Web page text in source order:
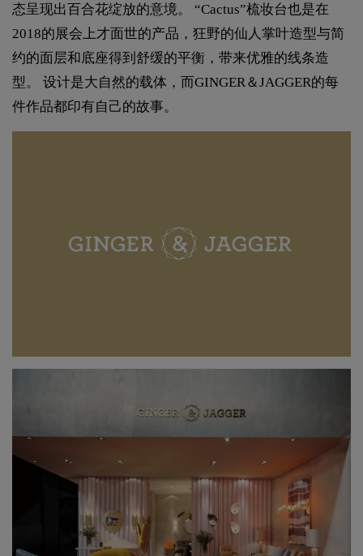
态呈现出百合花绽放的意境。 “Cactus”梳妆台也是在
2018的展会上才面世的产品，狂野的仙人掌叶造型与简
约的面层和底座得到舒缓的平衡，带来优雅的线条造
型。 设计是大自然的载体，而GINGER＆JAGGER的每
件作品都印有自己的故事。